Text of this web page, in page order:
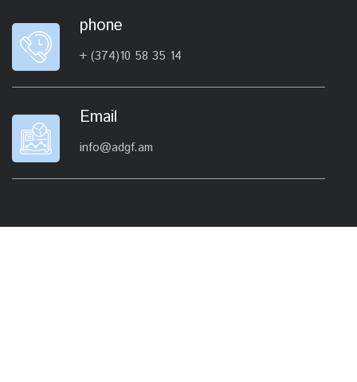
phone
+ (374)10 58 35 14
Email
info@adgf.am